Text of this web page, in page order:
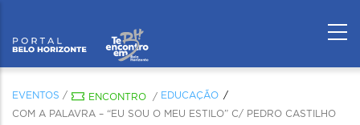
EVENTOS / ENCONTRO / EDUCAÇÃO
COM A PALAVRA – “EU SOU O MEU ESTILO” C/ PEDRO CASTILHO